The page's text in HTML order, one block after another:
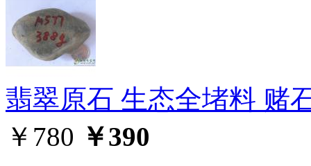
翡翠原石 生态全堵料 赌
￥780 ￥390